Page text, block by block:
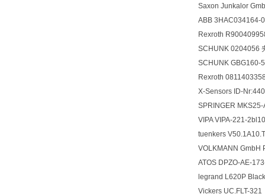
Saxon Junkalor
ABB 3HAC034164-
Rexroth
SCHUNK 0204056
SCHUNK GBG160-
Rexroth
X-Sensors ID-
SPRINGER
VIPA VIPA-221-
tuenkers
VOLKMANN GmbH
ATOS DPZO-AE-
legrand L620P
Vickers UC.FLT-321